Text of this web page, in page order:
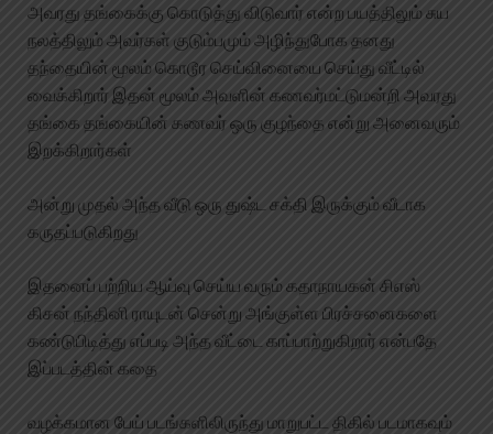
அவரது தங்கைக்கு கொடுத்து விடுவார் என்ற பயத்திலும் சுய
நலத்திலும் அவர்கள் குடும்பமும் அழிந்துபோக தனது
தந்தையின் மூலம் கொடூர செய்வினையை செய்து வீட்டில்
வைக்கிறார் இதன் மூலம் அவளின் கணவர்மட்டுமன்றி அவரது
தங்கை தங்கையின் கணவர் ஒரு குழந்தை என்று அனைவரும்
இறக்கிறார்கள்
அன்று முதல் அந்த வீடு ஒரு துஷ்ட சக்தி இருக்கும் வீடாக
கருதப்படுகிறது
இதனைப் பற்றிய ஆய்வு செய்ய வரும் கதாநாயகன் சிஎஸ்
கிசன் நந்தினி ராயுடன் சென்று அங்குள்ள பிரச்சனைகளை
கண்டுபிடித்து எப்படி அந்த வீட்டை காப்பாற்றுகிறார் என்பதே
இப்படத்தின் கதை
வழக்கமான பேய் படங்களிலிருந்து மாறுபட்ட திகில் படமாகவும்